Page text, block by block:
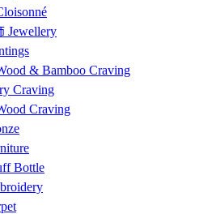
Jewellery
& Bamboo Craving
Craving
Craving
Bottle